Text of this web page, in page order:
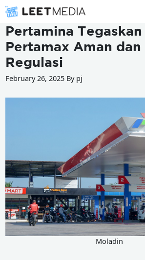
Pertamina
Pertamax Aman dan
Regulasi
February 26, 2025 By pj
Moladin